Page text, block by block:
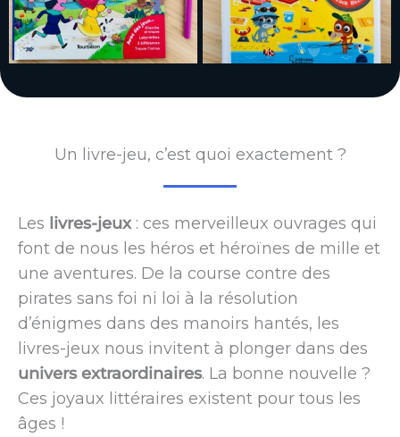
Un livre-jeu, c’est quoi exactement ?
Les livres-jeux: ces merveilleux ouvrages qui
font de nous les héros et héroïnes de mille et
une aventures. De la course contre des
pirates sans foi ni loi à la résolution
d’énigmes dans des manoirs hantés, les
livres-jeux nous invitent à plonger dans des
univers extraordinaires. La bonne nouvelle ?
Ces joyaux littéraires existent pour tous les
âges !